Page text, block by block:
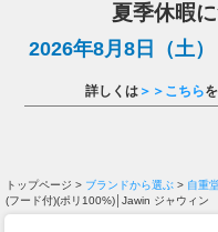
夏季休暇
2026年8月8日（土）
詳しくは ＞＞こちら
トップページ > ブランドから選ぶ > 自重
(フード付)(ポリ100%)│Jawin ジャウィン